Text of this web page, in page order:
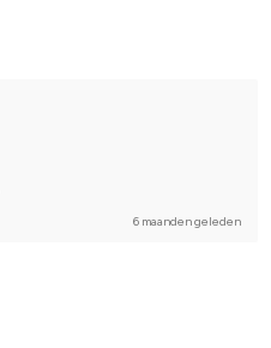
6 maanden geleden